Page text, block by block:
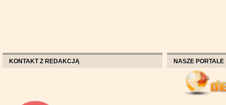
KONTAKT Z REDAKCJĄ NASZE PORTALE